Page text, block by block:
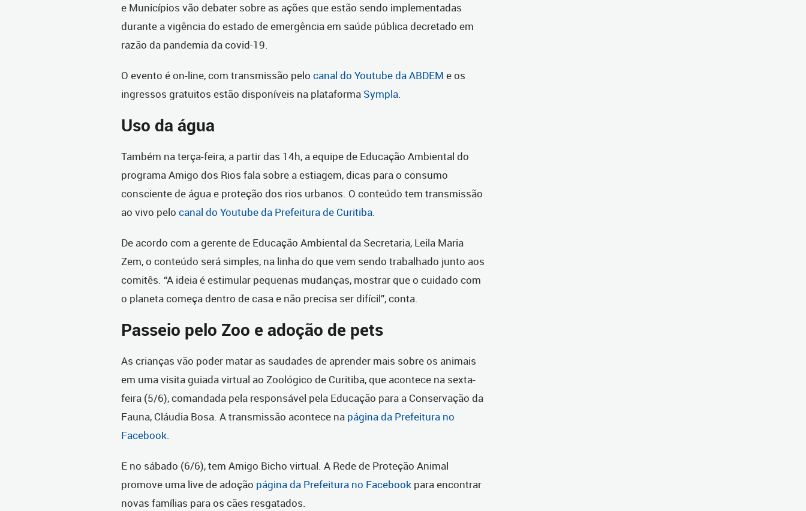
e Municípios vão debater sobre as ações que estão sendo implementadas
durante a vigência do estado de emergência em saúde pública decretado em
razão da pandemia da covid-19.
O evento é on-line, com transmissão pelo canal do Youtube da ABDEM e os
ingressos gratuitos estão disponíveis na plataforma Sympla.
Uso da água
Também na terça-feira, a partir das 14h, a equipe de Educação Ambiental do
programa Amigo dos Rios fala sobre a estiagem, dicas para o consumo
consciente de água e proteção dos rios urbanos. O conteúdo tem transmissão
ao vivo pelo canal do Youtube da Prefeitura de Curitiba.
De acordo com a gerente de Educação Ambiental da Secretaria, Leila Maria
Zem, o conteúdo será simples, na linha do que vem sendo trabalhado junto aos
comitês. “A ideia é estimular pequenas mudanças, mostrar que o cuidado com
o planeta começa dentro de casa e não precisa ser difícil”, conta.
Passeio pelo Zoo e adoção de pets
As crianças vão poder matar as saudades de aprender mais sobre os animais
em uma visita guiada virtual ao Zoológico de Curitiba, que acontece na sexta-
feira (5/6), comandada pela responsável pela Educação para a Conservação da
Fauna, Cláudia Bosa. A transmissão acontece na página da Prefeitura no
Facebook.
E no sábado (6/6), tem Amigo Bicho virtual. A Rede de Proteção Animal
promove uma live de adoção página da Prefeitura no Facebook para encontrar
novas famílias para os cães resgatados.